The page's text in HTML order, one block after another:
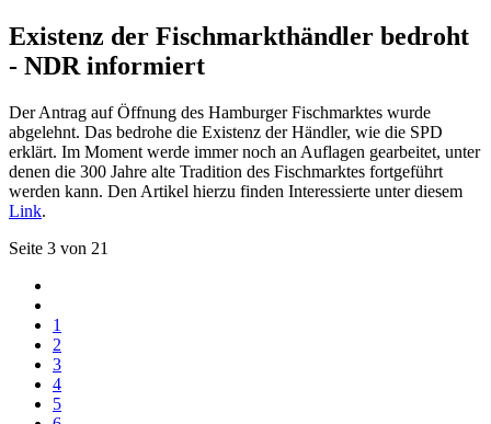
Existenz der Fischmarkthändler bedroht
- NDR informiert
Der Antrag auf Öffnung des Hamburger Fischmarktes wurde
abgelehnt. Das bedrohe die Existenz der Händler, wie die SPD
erklärt. Im Moment werde immer noch an Auflagen gearbeitet, unter
denen die 300 Jahre alte Tradition des Fischmarktes fortgeführt
werden kann. Den Artikel hierzu finden Interessierte unter diesem
Link.
Seite 3 von 21
1
2
3
4
5